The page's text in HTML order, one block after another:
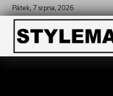
Pátek, 7 srpna, 2026